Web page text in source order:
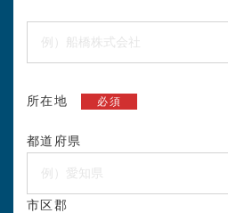
所在地 必須
都道府県
市区郡